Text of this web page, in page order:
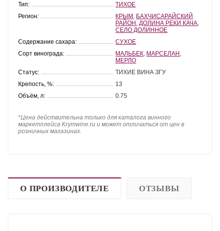
Тип:
ТИХОЕ
Регион:
КРЫМ БАХЧИСАРАЙСКИЙ
РАЙОН ДОЛИНА РЕКИ КАЧА
СЕЛО ДОЛИННОЕ
Содержание сахара:
СУХОЕ
Сорт винограда:
МАЛЬБЕК МАРСЕЛАН
МЕРЛО
Статус:
ТИХИЕ ВИНА ЗГУ
Крепость, %:
13
Объём, л:
0.75
*Цена действительна только для каталога винного
маркетплейса Krymwine.ru и может отличаться от цен в
розничных магазинах.
О ПРОИЗВОДИТЕЛЕ ОТЗЫВЫ